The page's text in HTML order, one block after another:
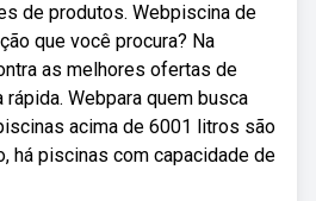
de produtos. Webpiscina de
que você procura? Na
as melhores ofertas de
Webpara quem busca
acima de 6001 litros são
há piscinas com capacidade de